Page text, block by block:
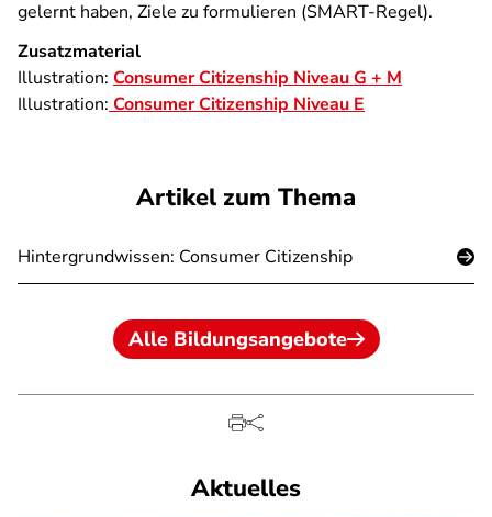
gelernt haben, Ziele zu formulieren (SMART-­Regel).
Zusatzmaterial
Illustration: Consumer Citizenship Niveau G + M
Illustration: Consumer Citizenship Niveau E
Artikel zum Thema
Hintergrundwissen: Consumer Citizenship
Alle Bildungsangebote
Aktuelles